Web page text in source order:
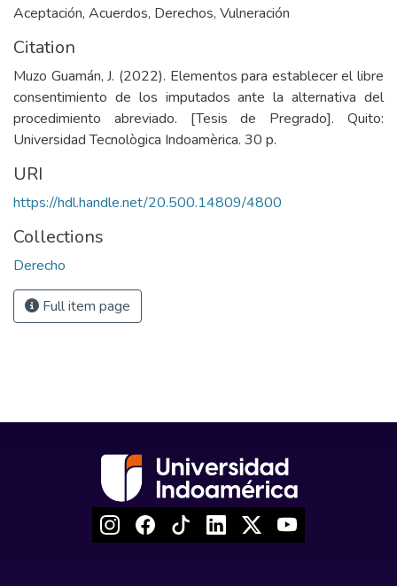
Aceptación, Acuerdos, Derechos, Vulneración
Citation
Muzo Guamán, J. (2022). Elementos para establecer el libre
consentimiento de los imputados ante la alternativa del
procedimiento abreviado. [Tesis de Pregrado]. Quito:
Universidad Tecnològica Indoamèrica. 30 p.
URI
https://hdl.handle.net/20.500.14809/4800
Collections
Derecho
Full item page